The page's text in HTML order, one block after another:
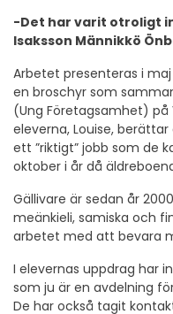
-Det har varit otroligt
Isaksson Männikkö
Arbetet presenteras i
en broschyr som
(Ung Företagsamhet) på
eleverna, Louise,
ett ”riktigt” jobb som de
oktober i år då
Gällivare är sedan år
meänkieli, samiska och
arbetet med att bevara
I elevernas uppdrag har
som ju är en avdelning
De har också tagit